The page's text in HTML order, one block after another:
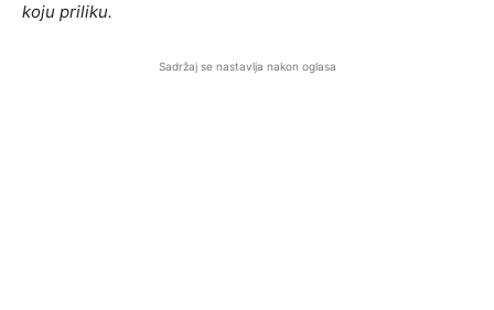
koju priliku.
Sadržaj se nastavlja nakon oglasa